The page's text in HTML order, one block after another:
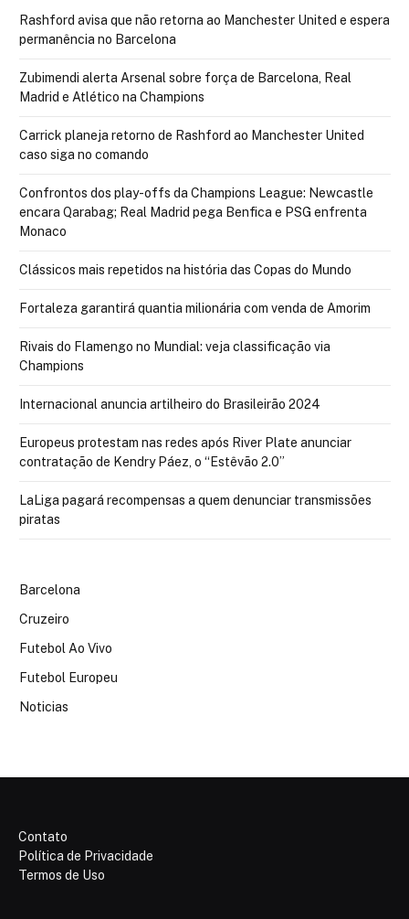
Rashford avisa que não retorna ao Manchester United e espera
permanência no Barcelona
Zubimendi alerta Arsenal sobre força de Barcelona, Real
Madrid e Atlético na Champions
Carrick planeja retorno de Rashford ao Manchester United
caso siga no comando
Confrontos dos play-offs da Champions League: Newcastle
encara Qarabag; Real Madrid pega Benfica e PSG enfrenta
Monaco
Clássicos mais repetidos na história das Copas do Mundo
Fortaleza garantirá quantia milionária com venda de Amorim
Rivais do Flamengo no Mundial: veja classificação via
Champions
Internacional anuncia artilheiro do Brasileirão 2024
Europeus protestam nas redes após River Plate anunciar
contratação de Kendry Páez, o “Estêvão 2.0”
LaLiga pagará recompensas a quem denunciar transmissões
piratas
Barcelona
Cruzeiro
Futebol Ao Vivo
Futebol Europeu
Noticias
Contato
Política de Privacidade
Termos de Uso